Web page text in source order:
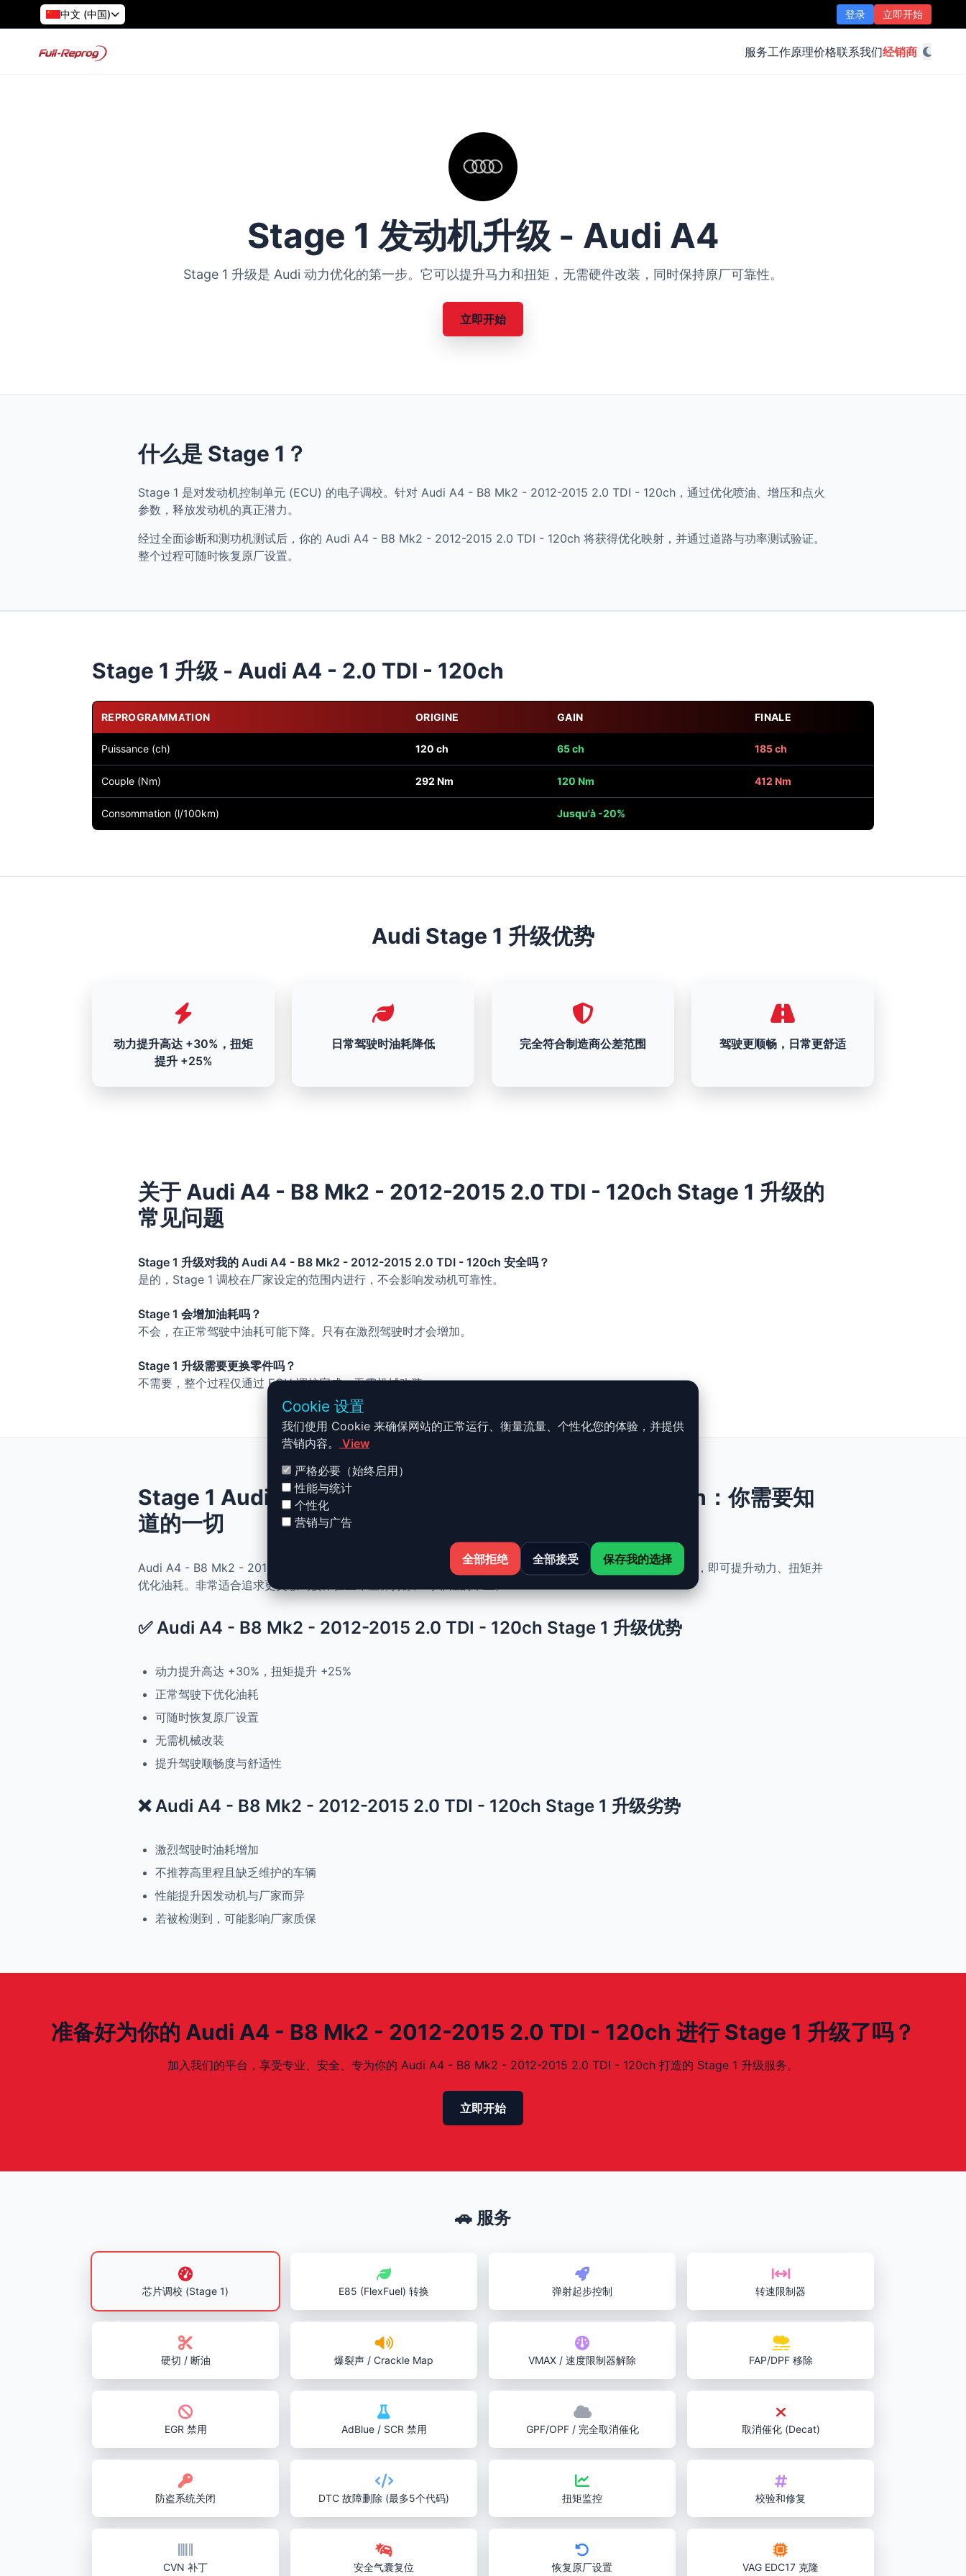
中文 (中国) 登录 立即开始
服务工作原理价格联系我们经销商
Stage 1 发动机升级 - Audi A4
Stage 1 升级是 Audi 动力优化的第一步。它可以提升马力和扭矩，无需硬件改装，同时保持原厂可靠性。
立即开始
什么是 Stage 1？
Stage 1 是对发动机控制单元 (ECU) 的电子调校。针对 Audi A4 - B8 Mk2 - 2012-2015 2.0 TDI - 120ch，通过优化喷油、增压和点火
参数，释放发动机的真正潜力。
经过全面诊断和测功机测试后，你的 Audi A4 - B8 Mk2 - 2012-2015 2.0 TDI - 120ch 将获得优化映射，并通过道路与功率测试验证。
整个过程可随时恢复原厂设置。
Stage 1 升级 - Audi A4 - 2.0 TDI - 120ch
REPROGRAMMATION ORIGINE GAIN FINALE
Puissance (ch) 120 ch 65 ch 185 ch
Couple (Nm) 292 Nm 120 Nm 412 Nm
Consommation (l/100km) Jusqu'à -20%
Audi Stage 1 升级优势
动力提升高达 +30%，扭矩
提升 +25%
日常驾驶时油耗降低 完全符合制造商公差范围 驾驶更顺畅，日常更舒适
关于 Audi A4 - B8 Mk2 - 2012-2015 2.0 TDI - 120ch Stage 1 升级的
常见问题
Stage 1 升级对我的 Audi A4 - B8 Mk2 - 2012-2015 2.0 TDI - 120ch 安全吗？
是的，Stage 1 调校在厂家设定的范围内进行，不会影响发动机可靠性。
Stage 1 会增加油耗吗？
不会，在正常驾驶中油耗可能下降。只有在激烈驾驶时才会增加。
Stage 1 升级需要更换零件吗？
不需要，整个过程仅通过 ECU 调校完成，无需机械改装。
Stage 1 Audi A4 - B8 Mk2 - 2012-2015 2.0 TDI - 120ch：你需要知
道的一切
Audi A4 - B8 Mk2 - 2012-2015 2.0 TDI - 120ch 的 Stage 1 升级结合了性能、安全与简便性。无需机械改动，即可提升动力、扭矩并
优化油耗。非常适合追求更灵敏驾驶体验且希望保持原厂可靠性的车主。
✅ Audi A4 - B8 Mk2 - 2012-2015 2.0 TDI - 120ch Stage 1 升级优势
动力提升高达 +30%，扭矩提升 +25%
正常驾驶下优化油耗
可随时恢复原厂设置
无需机械改装
提升驾驶顺畅度与舒适性
❌ Audi A4 - B8 Mk2 - 2012-2015 2.0 TDI - 120ch Stage 1 升级劣势
激烈驾驶时油耗增加
不推荐高里程且缺乏维护的车辆
性能提升因发动机与厂家而异
若被检测到，可能影响厂家质保
准备好为你的 Audi A4 - B8 Mk2 - 2012-2015 2.0 TDI - 120ch 进行 Stage 1 升级了吗？
加入我们的平台，享受专业、安全、专为你的 Audi A4 - B8 Mk2 - 2012-2015 2.0 TDI - 120ch 打造的 Stage 1 升级服务。
立即开始
Cookie 设置
我们使用 Cookie 来确保网站的正常运行、衡量流量、个性化您的体验，并提供
营销内容。
View
严格必要（始终启用）
性能与统计
个性化
营销与广告
全部拒绝 全部接受 保存我的选择
🚗 服务
芯片调校 (Stage 1) E85 (FlexFuel) 转换 弹射起步控制 转速限制器
硬切 / 断油 爆裂声 / Crackle Map VMAX / 速度限制器解除 FAP/DPF 移除
EGR 禁用 AdBlue / SCR 禁用 GPF/OPF / 完全取消催化 取消催化 (Decat)
防盗系统关闭 DTC 故障删除 (最多5个代码) 扭矩监控 校验和修复
CVN 补丁 安全气囊复位 恢复原厂设置 VAG EDC17 克隆